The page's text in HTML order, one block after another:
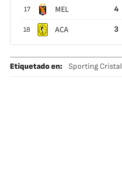
17 MEL 4
18 ACA 3
Etiquetado en: Sporting Cristal